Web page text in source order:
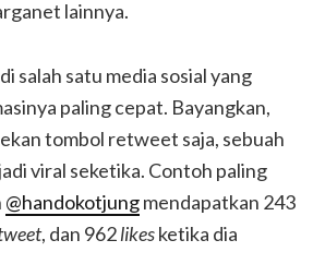
lainnya.
salah satu media sosial yang
paling cepat. Bayangkan,
tombol retweet saja, sebuah
viral seketika. Contoh paling
@handokotjungmendapatkan 243
, dan 962likesketika dia